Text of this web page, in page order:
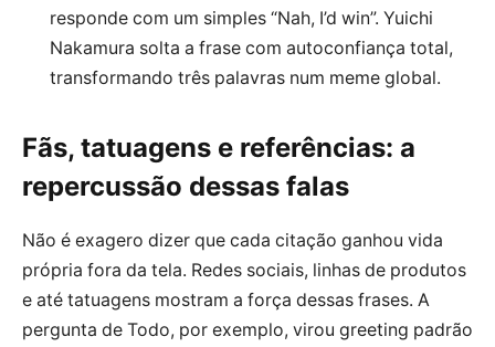
responde com um simples “Nah, I’d win”. Yuichi
Nakamura solta a frase com autoconfiança total,
transformando três palavras num meme global.
Fãs, tatuagens e referências: a
repercussão dessas falas
Não é exagero dizer que cada citação ganhou vida
própria fora da tela. Redes sociais, linhas de produtos
e até tatuagens mostram a força dessas frases. A
pergunta de Todo, por exemplo, virou greeting padrão